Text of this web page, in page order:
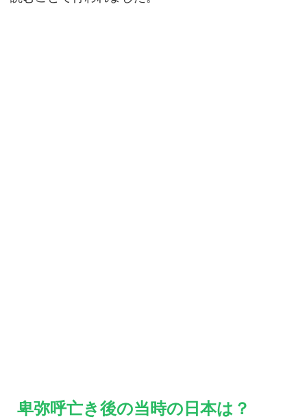
卑弥呼亡き後の当時の日本は？